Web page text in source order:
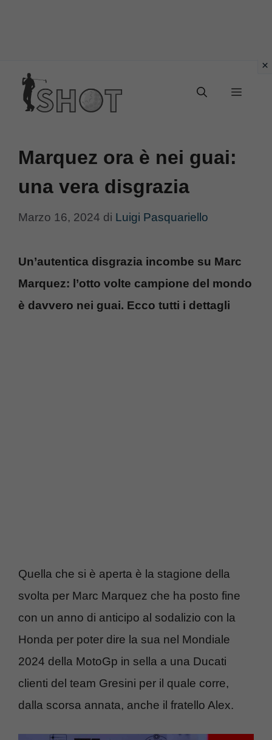
contenuto
Menu
Marquez ora è nei guai:
una vera disgrazia
Marzo 16, 2024 di Luigi Pasquariello
Un’autentica disgrazia incombe su Marc
Marquez: l’otto volte campione del mondo
è davvero nei guai. Ecco tutti i dettagli
Quella che si è aperta è la stagione della
svolta per Marc Marquez che ha posto fine
con un anno di anticipo al sodalizio con la
Honda per poter dire la sua nel Mondiale
2024 della MotoGp in sella a una Ducati
clienti del team Gresini per il quale corre,
dalla scorsa annata, anche il fratello Alex.